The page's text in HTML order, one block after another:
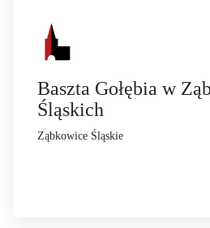
Baszta Gołębia w
Śląskich
Ząbkowice Śląskie